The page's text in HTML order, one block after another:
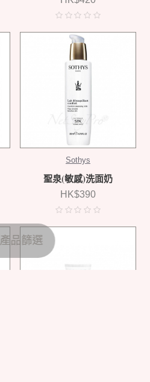
Sothys
聖泉(敏感)洗面奶
HK$390
產品篩選